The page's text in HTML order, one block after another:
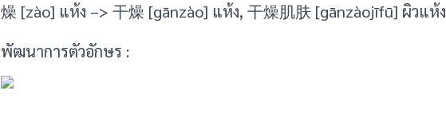
燥 [zào] แห้ง –> 干燥 [gānzào] แห้ง, 干燥肌肤 [gānzàojīfū] ผิวแห้ง
พัฒนาการตัวอักษร :